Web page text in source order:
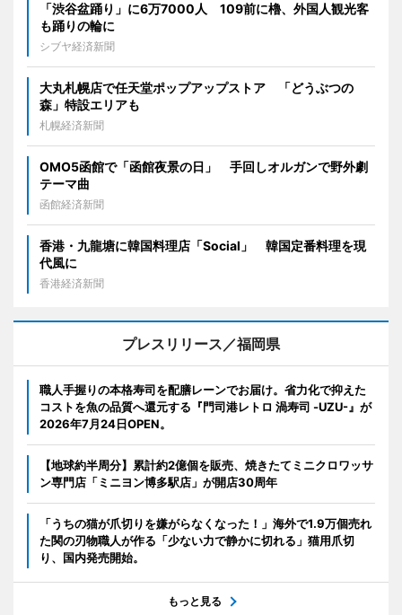
「渋谷盆踊り」に6万7000人 109前に櫓、外国人観光客
も踊りの輪に
シブヤ経済新聞
大丸札幌店で任天堂ポップアップストア 「どうぶつの
森」特設エリアも
札幌経済新聞
OMO5函館で「函館夜景の日」 手回しオルガンで野外劇
テーマ曲
函館経済新聞
香港・九龍塘に韓国料理店「Social」 韓国定番料理を現
代風に
香港経済新聞
プレスリリース／福岡県
職人手握りの本格寿司を配膳レーンでお届け。省力化で抑えた
コストを魚の品質へ還元する『門司港レトロ 渦寿司 -UZU-』が
2026年7月24日OPEN。
【地球約半周分】累計約2億個を販売、焼きたてミニクロワッサ
ン専門店「ミニヨン博多駅店」が開店30周年
「うちの猫が爪切りを嫌がらなくなった！」海外で1.9万個売れ
た関の刃物職人が作る「少ない力で静かに切れる」猫用爪切
り、国内発売開始。
もっと見る